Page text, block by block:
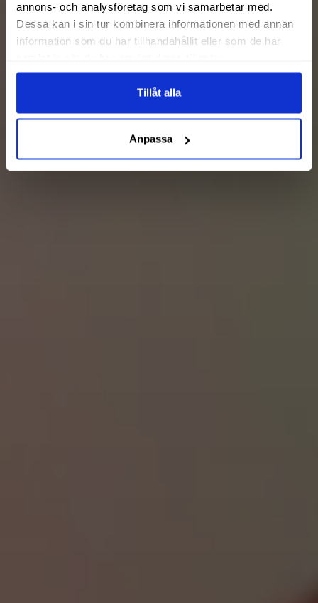
annons- och analysföretag som vi samarbetar med.
Dessa kan i sin tur kombinera informationen med annan
information som du har tillhandahållit eller som de har
Tillåt alla
Anpassa